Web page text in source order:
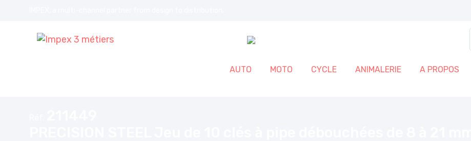
AUTO MOTO CYCLE ANIMALERIE A PROPOS